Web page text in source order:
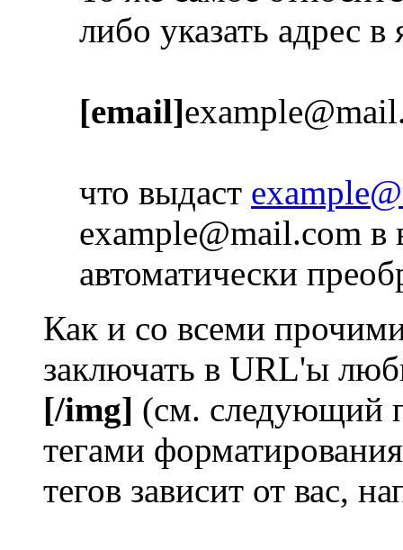
либо указать адрес
[email]
что выдаст
example@mail.com
автоматически
Как и со всеми
заключать в URL'ы
[/img] (см. следующий
тегами
тегов зависит от вас,